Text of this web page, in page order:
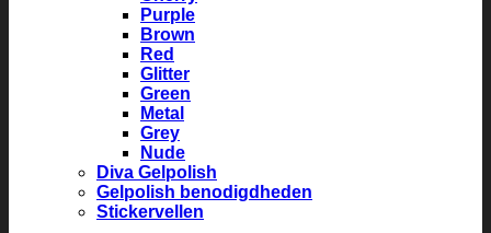
Purple
Brown
Red
Glitter
Green
Metal
Grey
Nude
Diva Gelpolish
Gelpolish benodigdheden
Stickervellen